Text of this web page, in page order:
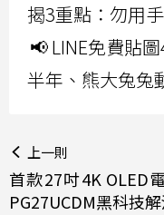
揭3重點：勿用
📢 LINE免費貼
半年、熊大兔兔
上一則
首款27吋4K OLED
PG27UCDM黑科技